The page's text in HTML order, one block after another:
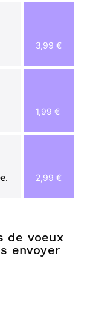
3,99 €
1,99 €
2,99 €
de voeux
envoyer